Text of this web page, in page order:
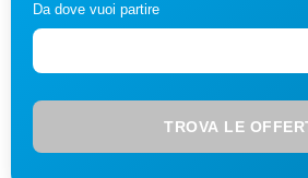
Da dove vuoi partire
TROVA LE